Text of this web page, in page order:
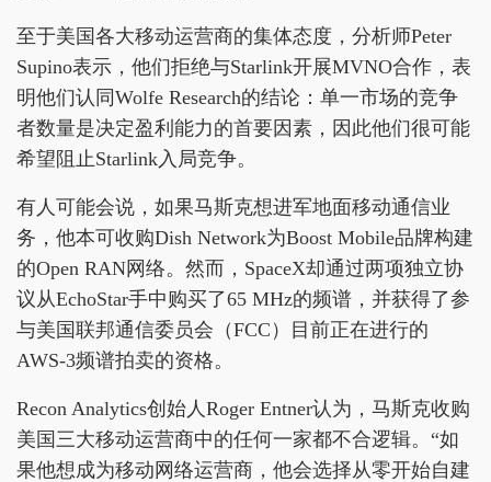
至于美国各大移动运营商的集体态度，分析师Peter
Supino表示，他们拒绝与Starlink开展MVNO合作，表
明他们认同Wolfe Research的结论：单一市场的竞争
者数量是决定盈利能力的首要因素，因此他们很可能
希望阻止Starlink入局竞争。
有人可能会说，如果马斯克想进军地面移动通信业
务，他本可收购Dish Network为Boost Mobile品牌构建
的Open RAN网络。然而，SpaceX却通过两项独立协
议从EchoStar手中购买了65 MHz的频谱，并获得了参
与美国联邦通信委员会（FCC）目前正在进行的
AWS-3频谱拍卖的资格。
Recon Analytics创始人Roger Entner认为，马斯克收购
美国三大移动运营商中的任何一家都不合逻辑。“如
果他想成为移动网络运营商，他会选择从零开始自建